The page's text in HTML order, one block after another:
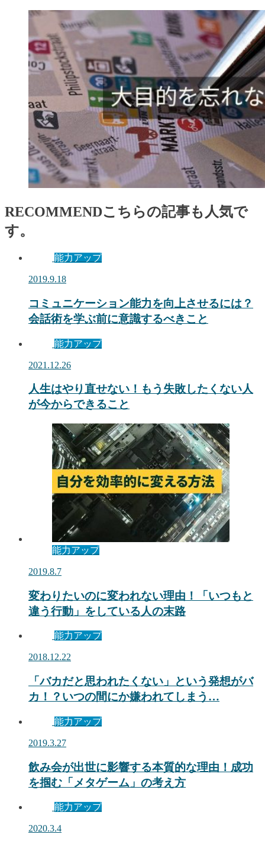
RECOMMENDこちらの記事も人気で
す。
能力アップ
2019.9.18
コミュニケーション能力を向上させるには？
会話術を学ぶ前に意識するべきこと
能力アップ
2021.12.26
人生はやり直せない！もう失敗したくない人
が今からできること
能力アップ
2019.8.7
変わりたいのに変われない理由！「いつもと
違う行動」をしている人の末路
能力アップ
2018.12.22
「バカだと思われたくない」という発想がバ
カ！？いつの間にか嫌われてしまう…
能力アップ
2019.3.27
飲み会が出世に影響する本質的な理由！成功
を掴む「メタゲーム」の考え方
能力アップ
2020.3.4